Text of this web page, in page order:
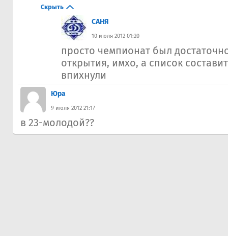
Скрыть
САНЯ
10 июля 2012 01:20
просто чемпионат был
открытия, имхо, а список
впихнули
Юра
9 июля 2012 21:17
в 23-молодой??